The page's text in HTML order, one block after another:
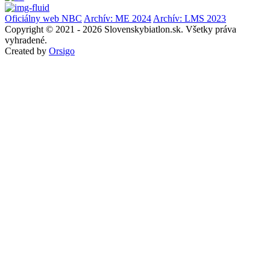
Oficiálny web NBC Archív: ME 2024 Archív: LMS 2023
Copyright © 2021 - 2026 Slovenskybiatlon.sk. Všetky práva
vyhradené.
Created by Orsigo